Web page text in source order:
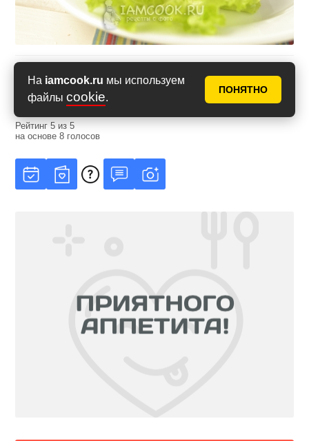
На iamcook.ru мы используем
файлы cookie.
ПОНЯТНО
Оценить рецепт
Рейтинг5 из5
на основе8 голосов